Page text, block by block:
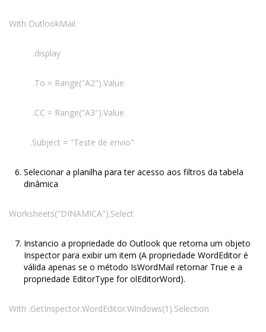
With OutlookMail
.display
.To = Range("A2").Value
.CC = Range("A3").Value
.Subject = "Teste de envio"
Selecionar a planilha para ter acesso aos filtros da tabela
dinâmica
Worksheets("DINAMICA").Select
Instancio a propriedade do Outlook que retorna um objeto
Inspector para exibir um item (A propriedade WordEditor é
válida apenas se o método IsWordMail retornar True e a
propriedade EditorType for olEditorWord).
With .GetInspector.WordEditor.Windows(1).Selection